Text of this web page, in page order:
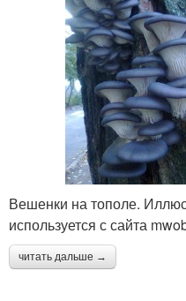
Вешенки на тополе.
используется с сайта
читать дальше →